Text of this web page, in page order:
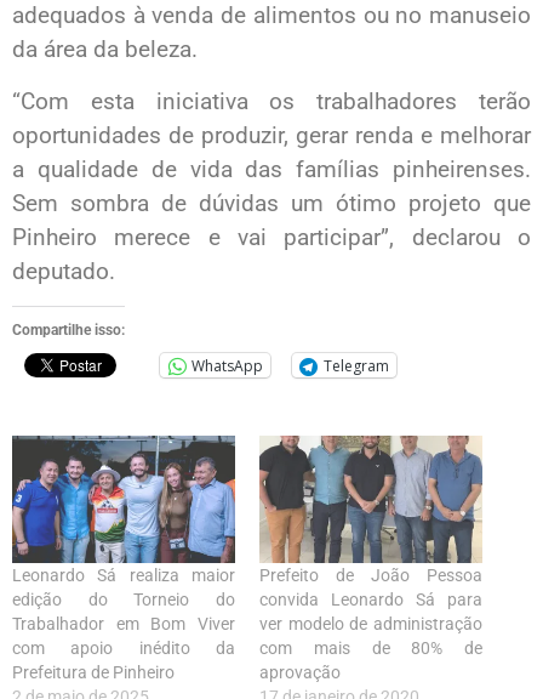
adequados à venda de alimentos ou no manuseio
da área da beleza.
“Com esta iniciativa os trabalhadores terão
oportunidades de produzir, gerar renda e melhorar
a qualidade de vida das famílias pinheirenses.
Sem sombra de dúvidas um ótimo projeto que
Pinheiro merece e vai participar”, declarou o
deputado.
Compartilhe isso:
WhatsApp Telegram
Leonardo Sá realiza maior
edição do Torneio do
Trabalhador em Bom Viver
com apoio inédito da
Prefeitura de Pinheiro
Prefeito de João Pessoa
convida Leonardo Sá para
ver modelo de administração
com mais de 80% de
aprovação